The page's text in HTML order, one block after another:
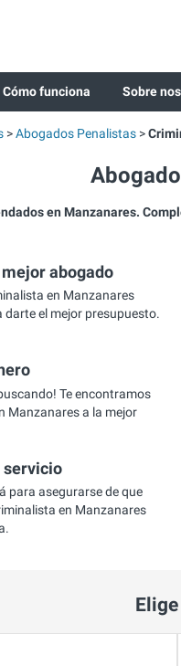
Cómo funciona Sobre
Abogados Penalistas
en Manzanares.
abogado
en Manzanares
el mejor presupuesto.
Te encontramos
Manzanares a la mejor
servicio
para asegurarse de que
en Manzanares